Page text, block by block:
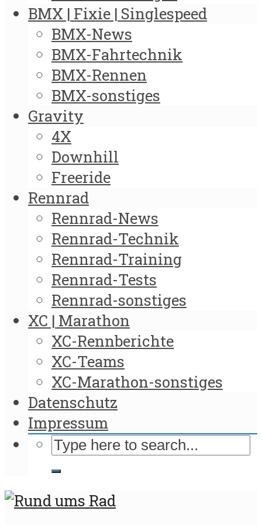
BMX | Fixie | Singlespeed
BMX-News
BMX-Fahrtechnik
BMX-Rennen
BMX-sonstiges
Gravity
4X
Downhill
Freeride
Rennrad
Rennrad-News
Rennrad-Technik
Rennrad-Training
Rennrad-Tests
Rennrad-sonstiges
XC | Marathon
XC-Rennberichte
XC-Teams
XC-Marathon-sonstiges
Datenschutz
Impressum